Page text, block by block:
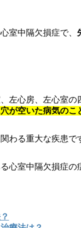
室中隔欠損症で、
左心房、左心室の
が空いた病気のこ
わる重大な疾患で
心室中隔欠損症の